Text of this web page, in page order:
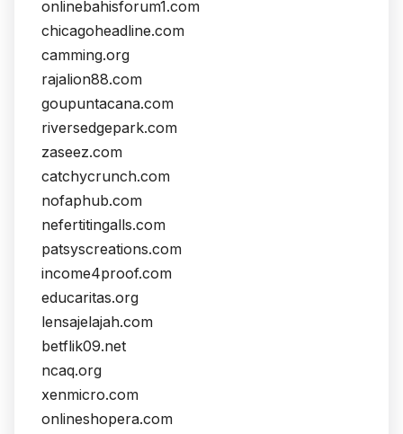
onlinebahisforum1.com
chicagoheadline.com
camming.org
rajalion88.com
goupuntacana.com
riversedgepark.com
zaseez.com
catchycrunch.com
nofaphub.com
nefertitingalls.com
patsyscreations.com
income4proof.com
educaritas.org
lensajelajah.com
betflik09.net
ncaq.org
xenmicro.com
onlineshopera.com